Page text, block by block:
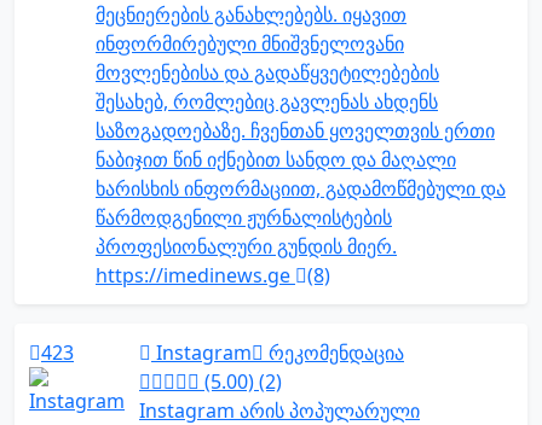
მეცნიერების განახლებებს. იყავით
ინფორმირებული მნიშვნელოვანი
მოვლენებისა და გადაწყვეტილებების
შესახებ, რომლებიც გავლენას ახდენს
საზოგადოებაზე. ჩვენთან ყოველთვის ერთი
ნაბიჯით წინ იქნებით სანდო და მაღალი
ხარისხის ინფორმაციით, გადამოწმებული და
წარმოდგენილი ჟურნალისტების
პროფესიონალური გუნდის მიერ.
https://imedinews.ge
(8)
423 Instagram
რეკომენდაცია
(5.00) (2)
Instagram არის პოპულარული